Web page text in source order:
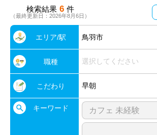
検索結果 6 件
（最終更新日：2026年8月6日）
エリア/駅 鳥羽市
職種 選択してください
こだわり 早朝
キーワード